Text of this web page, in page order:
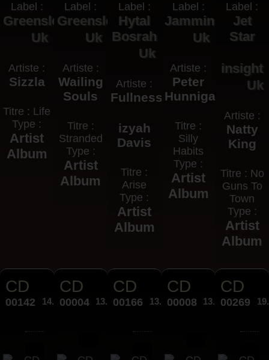
Label :
Greensleeves
Uk
Artiste :
Sizzla
Titre : Life
Type :
Artist
Album
Label :
Greensleeves
Uk
Artiste :
Wailing
Souls
Titre :
Stranded
Type :
Artist
Album
Label :
Hytal
Bosrah
Uk
Artiste :
Fullness
izyah
Davis
Titre :
Arise
Type :
Artist
Album
Label :
Jammin
Uk
Artiste :
Peter
Hunnigale
Titre :
Silly
Habits
Type :
Artist
Album
Label :
Jet
Star
insight
Uk
Artiste :
Natty
King
Titre : No
Guns To
Town
Type :
Artist
Album
CD
00142 14.00€
CD
00004 13.00€
CD
00166 13.00€
CD
00008 13.00€
CD
00269